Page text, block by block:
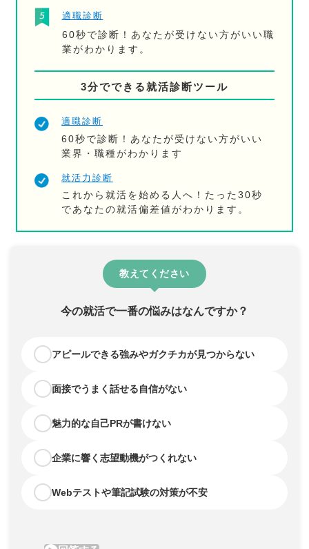
適職診断
60秒で診断！あなたが受けない方がいい職
業がわかります。
3分でできる就活診断ツール
適職診断
60秒で診断！あなたが受けない方がいい
業界・職種がわかります
就活力診断
これから就活を始める人へ！たった30秒
であなたの就活偏差値がわかります。